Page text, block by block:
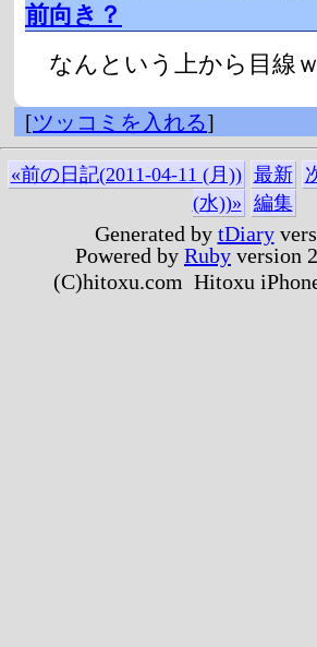
前向き？
なんという上から目線ｗ
[ツッコミを入れる]
«前の日記(2011-04-11 (月)) 最新
(水))» 編集
Generated by tDiary
Powered by Ruby version